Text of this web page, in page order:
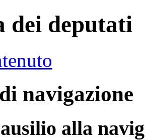
dei deputati
navigazione
alla